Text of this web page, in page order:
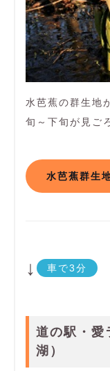
水芭蕉の群生地
旬～下旬が見ご
水芭蕉群生
↓ 車で3分
道の駅・愛
湖）